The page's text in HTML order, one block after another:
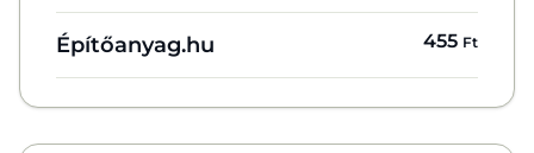
Építőanyag.hu 455 Ft